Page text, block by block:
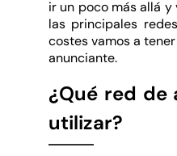
ir un poco más allá y
las principales
costes vamos a
anunciante.
¿Qué red de
utilizar?